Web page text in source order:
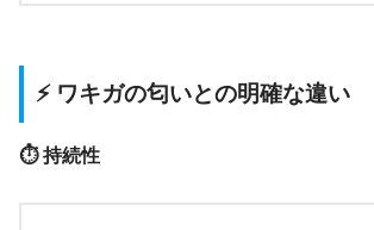
⚡ ワキガの匂いとの明確な違い
⏱️ 持続性